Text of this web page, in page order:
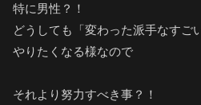
特に男性？！
どうしても「変わった派手なすご
やりたくなる様なので
それより努力すべき事？！